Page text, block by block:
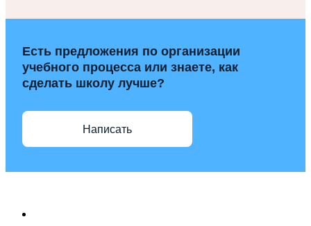
Есть предложения по организации
учебного процесса или знаете, как
сделать школу лучше?
Написать